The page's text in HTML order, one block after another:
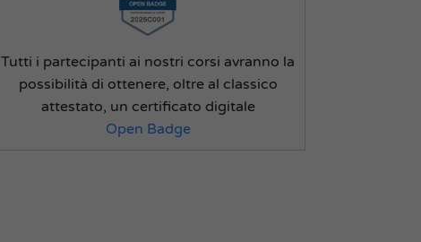
Tutti i partecipanti ai nostri corsi avranno la
possibilità di ottenere, oltre al classico
attestato, un certificato digitale
Open Badge